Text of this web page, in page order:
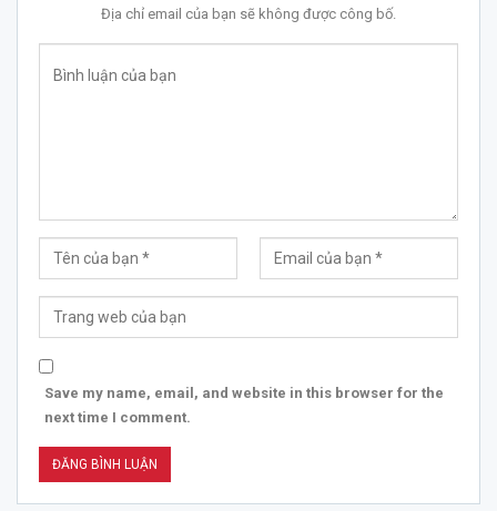
Địa chỉ email của bạn sẽ không được công bố.
Save my name, email, and website in this browser for the
next time I comment.